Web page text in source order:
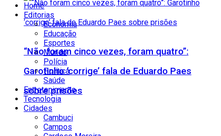
“Não foram cinco vezes, foram quatro”:
Garotinho ‘corrige’ fala de Eduardo Paes
sobre prisões
Home
Editorias
Economia
Educação
Esportes
Mundo
Polícia
Política
Saúde
Entretenimento
Tecnologia
Cidades
Cambuci
Campos